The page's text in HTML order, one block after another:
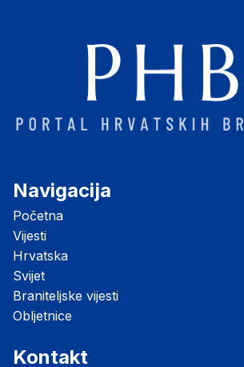
Navigacija
Početna
Vijesti
Hrvatska
Svijet
Braniteljske vijesti
Obljetnice
Kontakt